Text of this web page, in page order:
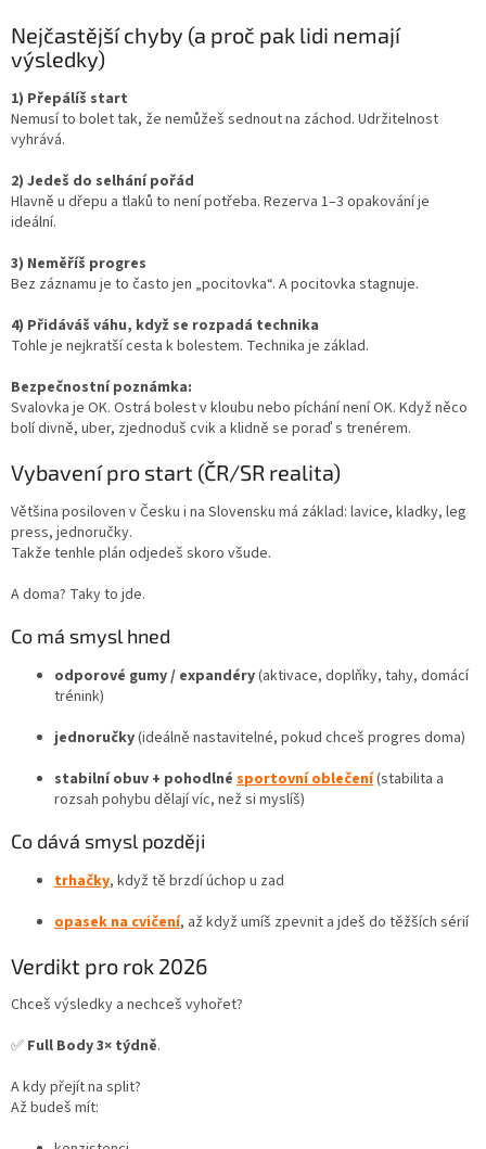
Nejčastější chyby (a proč pak lidi nemají
výsledky)
1) Přepálíš start
Nemusí to bolet tak, že nemůžeš sednout na záchod. Udržitelnost
vyhrává.
2) Jedeš do selhání pořád
Hlavně u dřepu a tlaků to není potřeba. Rezerva 1–3 opakování je
ideální.
3) Neměříš progres
Bez záznamu je to často jen „pocitovka“. A pocitovka stagnuje.
4) Přidáváš váhu, když se rozpadá technika
Tohle je nejkratší cesta k bolestem. Technika je základ.
Bezpečnostní poznámka:
Svalovka je OK. Ostrá bolest v kloubu nebo píchání není OK. Když něco
bolí divně, uber, zjednoduš cvik a klidně se poraď s trenérem.
Vybavení pro start (ČR/SR realita)
Většina posiloven v Česku i na Slovensku má základ: lavice, kladky, leg
press, jednoručky.
Takže tenhle plán odjedeš skoro všude.
A doma? Taky to jde.
Co má smysl hned
odporové gumy / expandéry(aktivace, doplňky, tahy, domácí
trénink)
jednoručky(ideálně nastavitelné, pokud chceš progres doma)
stabilní obuv + pohodlné sportovní oblečení(stabilita a
rozsah pohybu dělají víc, než si myslíš)
Co dává smysl později
trhačky, když tě brzdí úchop u zad
opasek na cvičení, až když umíš zpevnit a jdeš do těžších sérií
Verdikt pro rok 2026
Chceš výsledky a nechceš vyhořet?
✅ Full Body 3× týdně.
A kdy přejít na split?
Až budeš mít: